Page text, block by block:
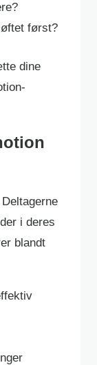
først?
dine
i deres
blandt